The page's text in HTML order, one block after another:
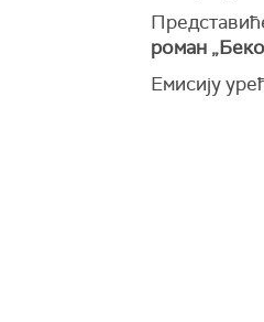
роман
Емисију